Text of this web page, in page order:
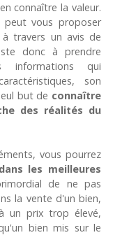
connaître la valeur.
peut vous proposer
travers un avis de
donc à prendre
informations qui
son
but de connaître
des réalités du
vous pourrez
les meilleures
de ne pas
la vente d'un bien,
un prix trop élevé,
bien mis sur le